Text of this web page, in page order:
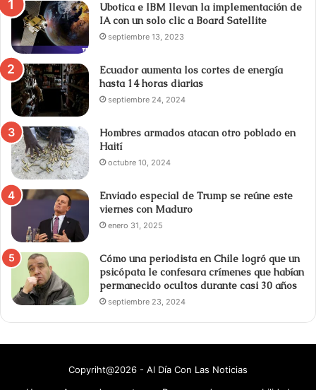
Ubotica e IBM llevan la implementación de
IA con un solo clic a Board Satellite
septiembre 13, 2023
Ecuador aumenta los cortes de energía
hasta 14 horas diarias
septiembre 24, 2024
Hombres armados atacan otro poblado en
Haití
octubre 10, 2024
Enviado especial de Trump se reúne este
viernes con Maduro
enero 31, 2025
Cómo una periodista en Chile logró que un
psicópata le confesara crímenes que habían
permanecido ocultos durante casi 30 años
septiembre 23, 2024
Copyriht@2026 - Al Día Con Las Noticias